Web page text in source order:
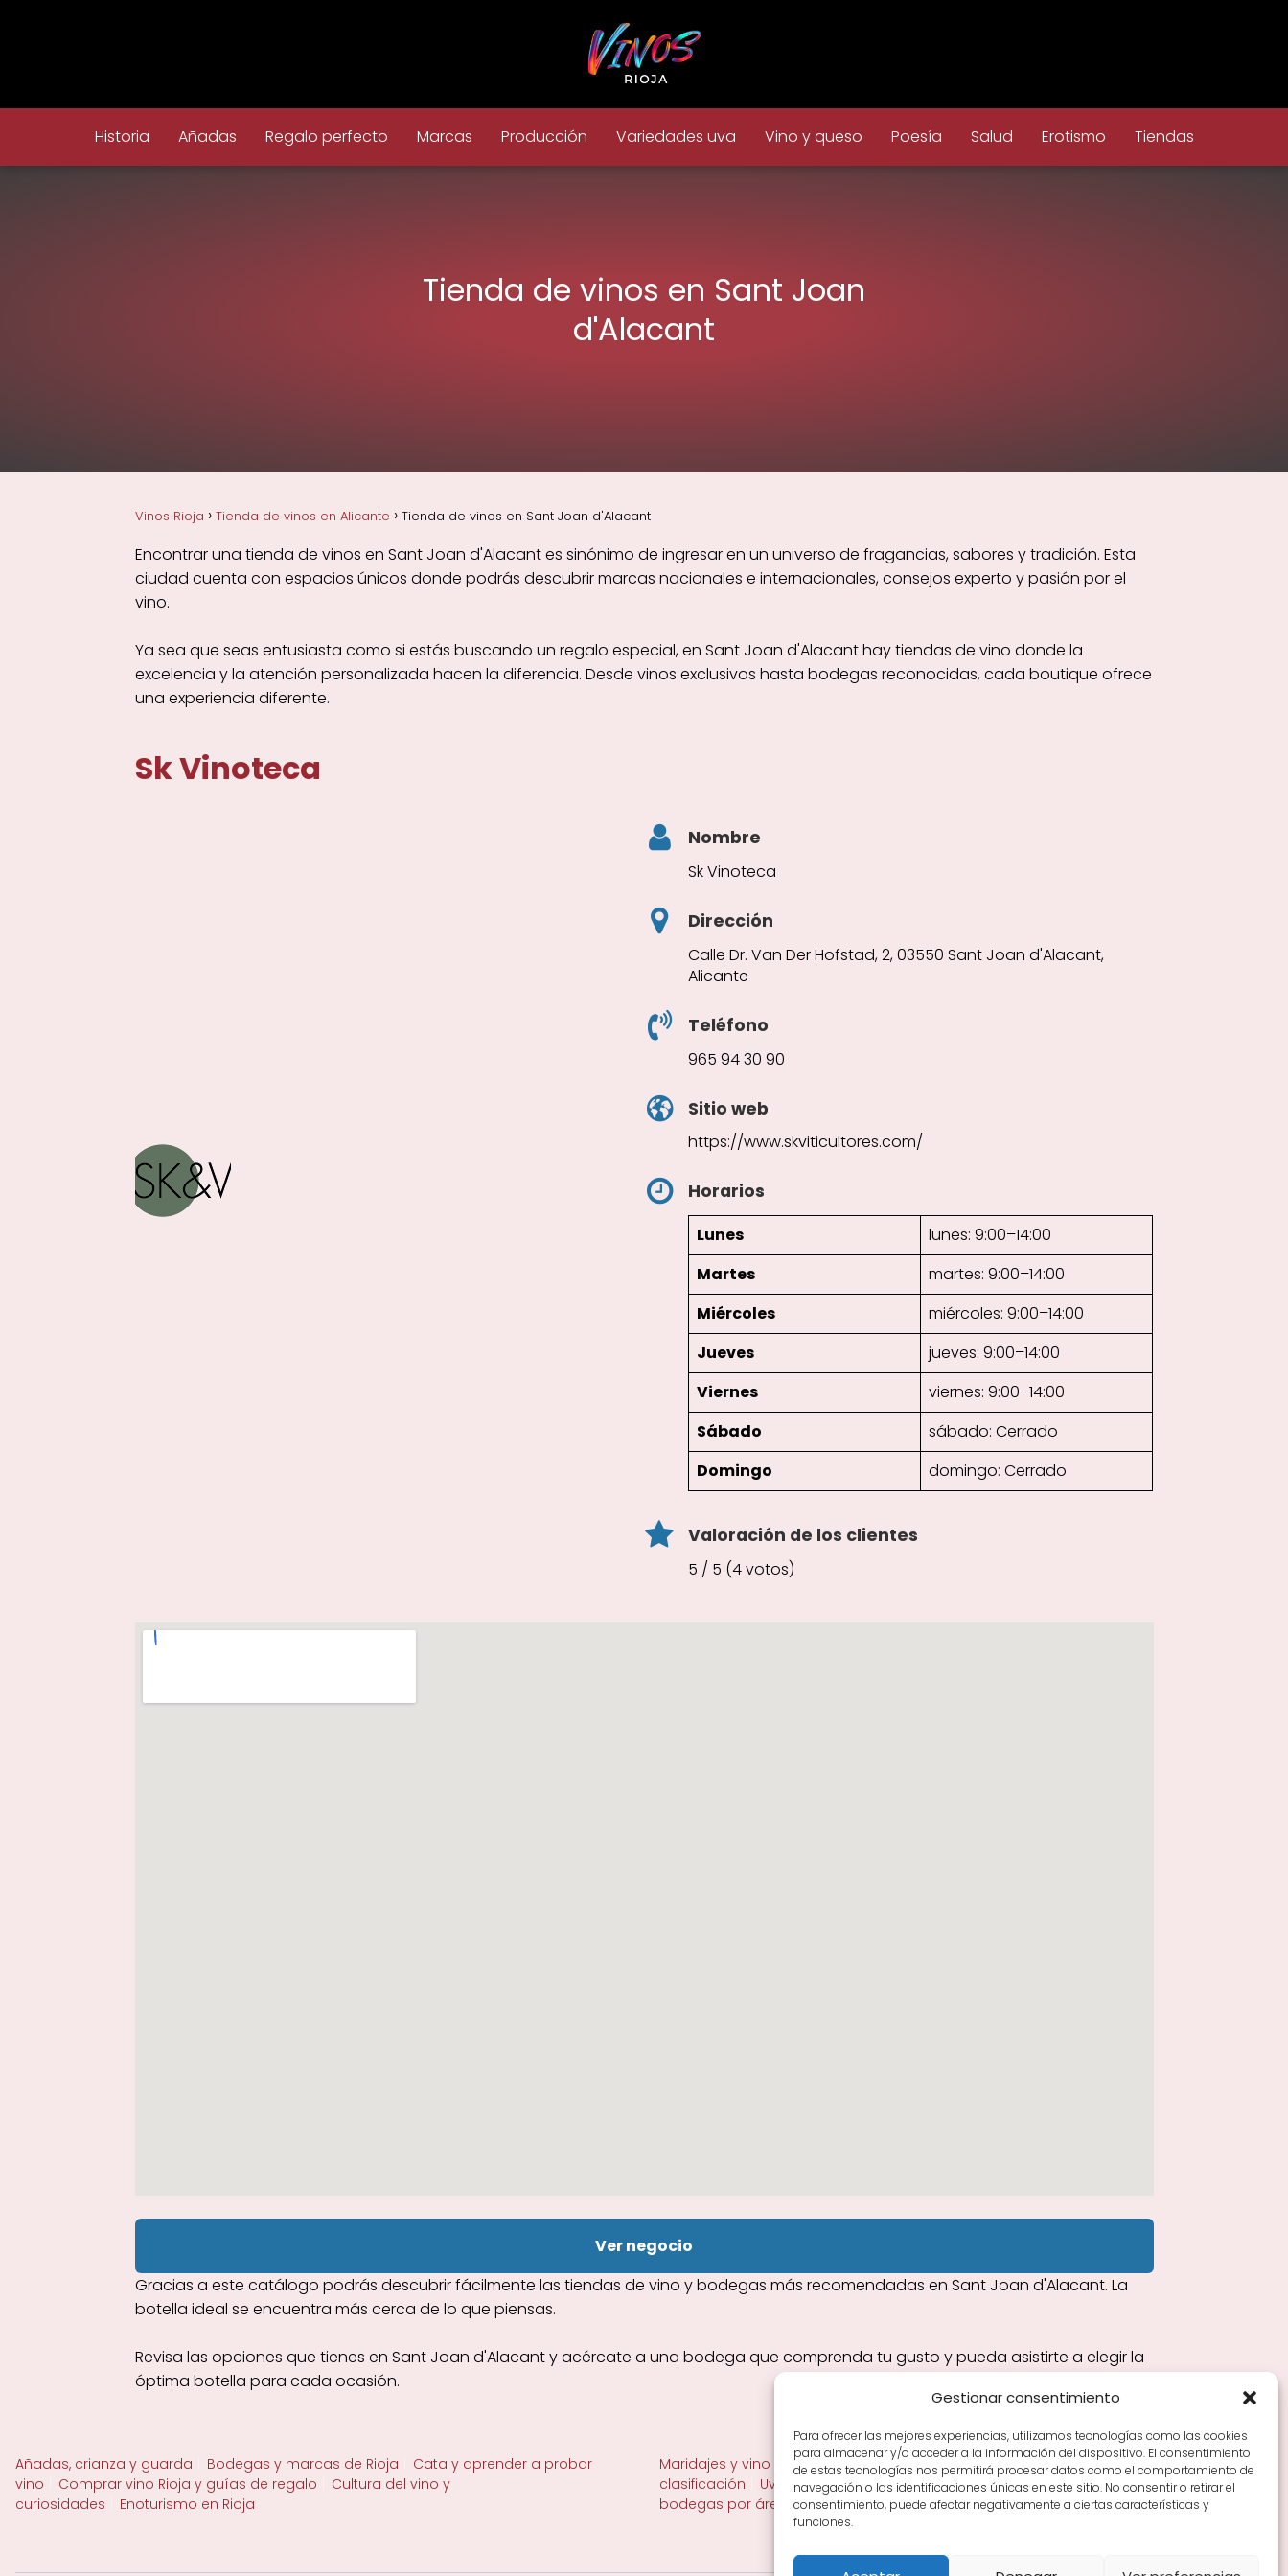
Gestionar consentimiento
Para ofrecer las mejores experiencias, utilizamos tecnologías como las cookies
para almacenar y/o acceder a la información del dispositivo. El consentimiento
de estas tecnologías nos permitirá procesar datos como el comportamiento de
navegación o las identificaciones únicas en este sitio. No consentir o retirar el
consentimiento, puede afectar negativamente a ciertas características y
funciones.
Historia Añadas Regalo perfecto Marcas Producción Variedades uva Vino y queso Poesía Salud Erotismo Tiendas
Tienda de vinos en Sant Joan
d'Alacant
Vinos Rioja Tienda de vinos en Alicante Tienda de vinos en Sant Joan d'Alacant
Encontrar una tienda de vinos en Sant Joan d'Alacant es sinónimo de ingresar en un universo de fragancias, sabores y tradición. Esta
ciudad cuenta con espacios únicos donde podrás descubrir marcas nacionales e internacionales, consejos experto y pasión por el
vino.
Ya sea que seas entusiasta como si estás buscando un regalo especial, en Sant Joan d'Alacant hay tiendas de vino donde la
excelencia y la atención personalizada hacen la diferencia. Desde vinos exclusivos hasta bodegas reconocidas, cada boutique ofrece
una experiencia diferente.
Sk Vinoteca
Nombre
Sk Vinoteca
Dirección
Calle Dr. Van Der Hofstad, 2, 03550 Sant Joan d'Alacant,
Alicante
Teléfono
965 94 30 90
Sitio web
https://www.skviticultores.com/
Horarios
Lunes
lunes: 9:00–14:00
Martes
martes: 9:00–14:00
Miércoles
miércoles: 9:00–14:00
Jueves
jueves: 9:00–14:00
Viernes
viernes: 9:00–14:00
Sábado
sábado: Cerrado
Domingo
domingo: Cerrado
Valoración de los clientes
5 / 5 (4 votos)
Ver negocio
Gracias a este catálogo podrás descubrir fácilmente las tiendas de vino y bodegas más recomendadas en Sant Joan d'Alacant. La
botella ideal se encuentra más cerca de lo que piensas.
Revisa las opciones que tienes en Sant Joan d'Alacant y acércate a una bodega que comprenda tu gusto y pueda asistirte a elegir la
óptima botella para cada ocasión.
Añadas, crianza y guarda Bodegas y marcas de Rioja
Cata y aprender a probar
vino
Comprar vino Rioja y guías de regalo
Cultura del vino y
curiosidades
Enoturismo en Rioja
Maridajes y vino en la mesa Tiendas de vino por ciudades
Tipos de Rioja y
clasificación
Uvas y viñedo en Rioja Vino Rioja para empezar
Zonas de Rioja y
bodegas por área